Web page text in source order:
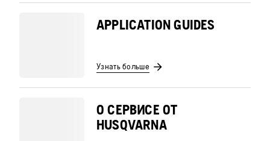
APPLICATION GUIDES
Узнать больше
О СЕРВИСЕ ОТ
HUSQVARNA